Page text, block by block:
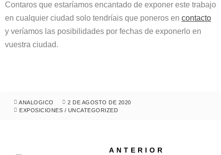
Contaros que estaríamos encantado de exponer este trabajo
en cualquier ciudad solo tendríais que poneros en contacto
y veríamos las posibilidades por fechas de exponerlo en
vuestra ciudad.
ANALOGICO
2 DE AGOSTO DE 2020
EXPOSICIONES / UNCATEGORIZED
ANTERIOR